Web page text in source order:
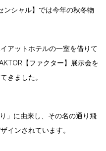
シャル】では今年の秋冬物
アットホテルの一室を借りて
【ファクター】展示会を
きました。
」に由来し、その名の通り飛
インされています。